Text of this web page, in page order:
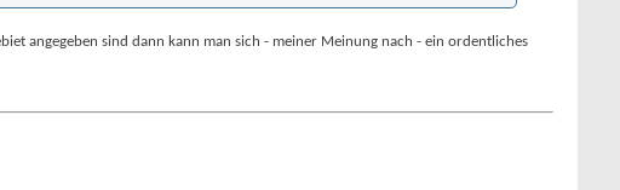
angegeben sind dann kann man sich - meiner Meinung nach - ein ordentliches